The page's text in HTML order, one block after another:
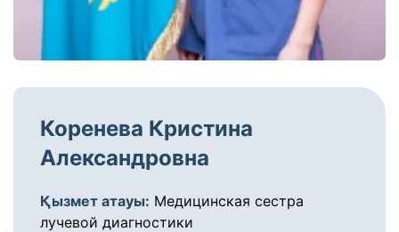
Коренева Кристина
Александровна
Қызмет атауы: Медицинская сестра
лучевой диагностики